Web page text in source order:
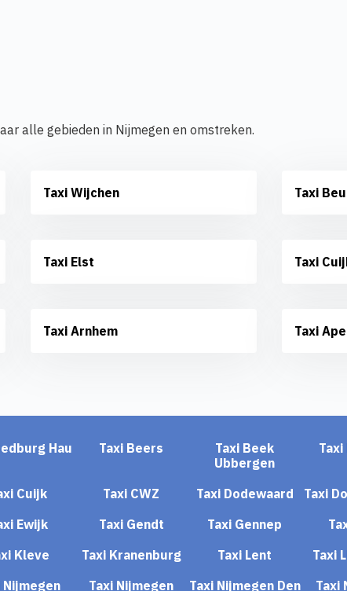
alle gebieden in Nijmegen en omstreken.
Taxi Wijchen Taxi
Taxi Elst Taxi
Taxi Arnhem Taxi
Hau Taxi Beers
Taxi Beek
Ubbergen
Cuijk Taxi CWZ Taxi Dodewaard Taxi
Ewijk Taxi Gendt Taxi Gennep
Kleve Taxi Kranenburg Taxi Lent Taxi
Nijmegen Taxi Nijmegen Taxi Nijmegen Den Taxi